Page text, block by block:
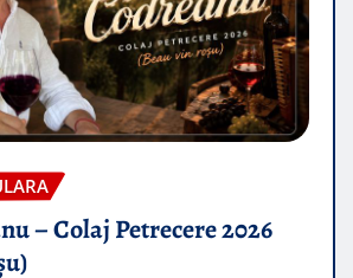
– Colaj Petrecere 2026